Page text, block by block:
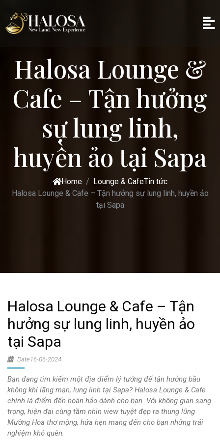
Halosa Lounge &
Cafe – Tận hưởng
sự lung linh,
huyền ảo tại Sapa
Home Lounge & CafeTin tức
Halosa Lounge & Cafe – Tận hưởng sự lung linh, huyền ảo
tại Sapa
Halosa Lounge & Cafe – Tận
hưởng sự lung linh, huyền ảo
tại Sapa
Date16-06-2024
Bạn đang tìm kiếm một địa điểm lý tưởng để tận hưởng bầu
không khí lãng mạn, lung linh tại Sapa? Halosa Lounge & Cafe
chính là điểm đến hoàn hảo dành cho bạn. Với không gian sang
trọng, hiện đại cùng tầm nhìn view tuyệt đẹp ra thung lũng
Mường Hoa thơ mộng, hứa hẹn mang đến cho bạn những trải
nghiệm khó quên.